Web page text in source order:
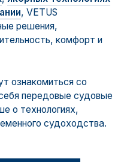
, VETUS
решения,
комфорт и
ознакомиться со
передовые судовые
о технологиях,
судоходства.